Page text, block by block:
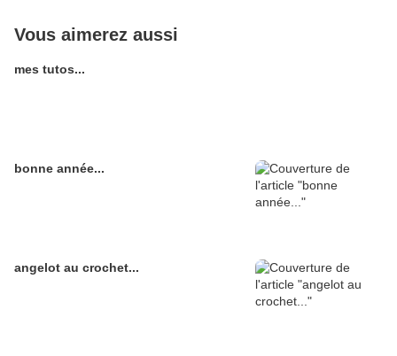
Vous aimerez aussi
mes tutos...
bonne année...
angelot au crochet...